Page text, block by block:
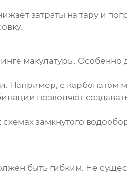
затраты на тару и
макулатуры. Особенно
Например, с карбонатом
позволяют
замкнутого
быть гибким. Не